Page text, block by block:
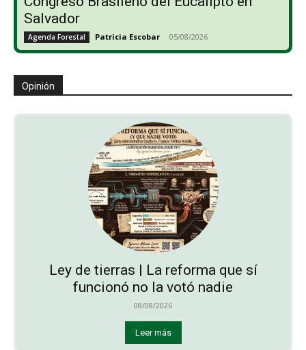
Salvador
Agenda Forestal Patricia Escobar - 05/08/2026
Opinión
Ley de tierras | La reforma que sí
funcionó no la votó nadie
08/08/2026
Leer más